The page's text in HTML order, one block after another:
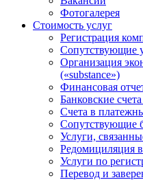
Фотогалерея
Стоимость услуг
Регистрация
Сопутствующие
Организация
(«substance»)
Финансовая
Банковские
Счета в
Сопутствующие
Услуги,
Редомициляция
Услуги по
Перевод и